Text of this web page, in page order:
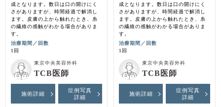
成となります。数日は口の開けにく
さがありますが、時間経過で解消し
ます。皮膚の上から触れたとき、糸
の繊維の感触がわかる場合がありま
す。
治療期間／回数
1回
東京中央美容外科
TCB医師
施術詳細
症例写真
詳細
成となります。数日は口の開けにく
さがありますが、時間経過で解消し
ます。皮膚の上から触れたとき、糸
の繊維の感触がわかる場合がありま
す。
治療期間／回数
1回
東京中央美容外科
TCB医師
施術詳細
症例写真
詳細